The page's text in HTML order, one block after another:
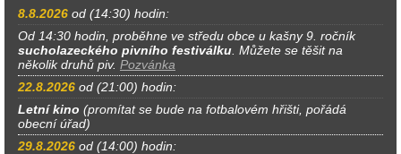
8.8.2026 od (14:30) hodin:
Od 14:30 hodin, proběhne ve středu obce u kašny 9. ročník
sucholazeckého pivního festiválku . Můžete se těšit na
několik druhů piv. Pozvánka
22.8.2026 od (21:00) hodin:
Letní kino (promítat se bude na fotbalovém hřišti, pořádá
obecní úřad)
29.8.2026 od (14:00) hodin: